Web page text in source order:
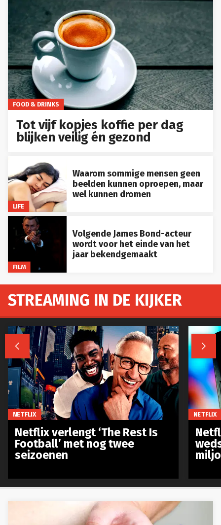
FOOD & DRINKS
Tot vijf kopjes koffie per dag
blijken veilig én gezond
LIFE
Waarom sommige mensen geen
beelden kunnen oproepen, maar
wel kunnen dromen
FILM
Volgende James Bond-acteur
wordt voor het einde van het
jaar bekendgemaakt
STREAMING IN DE KIJKER
 
NETFLIX
Netflix verlengt ‘The Rest Is
Football’ met nog twee
seizoenen
NETFLIX